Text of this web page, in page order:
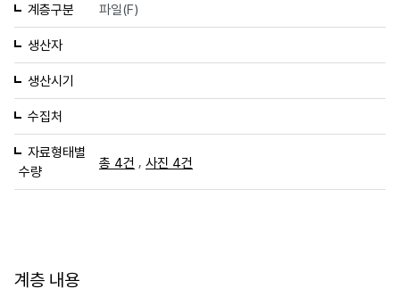
계층구분 파일(F)
생산자
생산시기
수집처
자료형태별
수량
총 4건 , 사진 4건
계층 내용